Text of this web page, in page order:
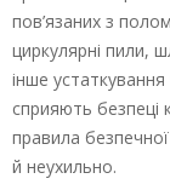
пов’язаних з
циркулярні пили,
інше устаткування
сприяють безпеці
правила
й неухильно.